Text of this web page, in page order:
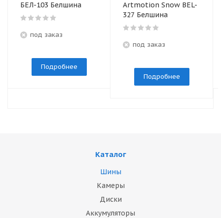
БЕЛ-103 Белшина
под заказ
Подробнее
Artmotion Snow BEL-
327 Белшина
под заказ
Подробнее
Каталог
Шины
Камеры
Диски
Аккумуляторы